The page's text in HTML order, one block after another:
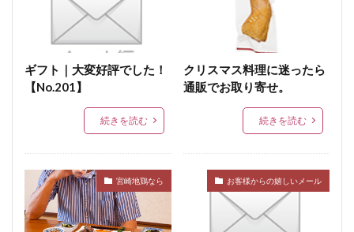
宮崎名物
せせり香草焼
宮崎地頭鶏ももスモーク
お問合せ
イタリアンフレッシュポークソーセージ
フジテレビスーパーニュース
ハガキ
ポラロイド
レビュー
賞味期間
官能検査
クリーンパック 三枚肉
残留農薬
シーズニング
塩づけ 塩抜き
湿塩せき法
湿度
子豚
クックドソーセージ
クックドハム
ギフト｜大変好評でした！
【No.201】
続きを読む
クリスマス料理に迷ったら
通販でお取り寄せ。
続きを読む
宮崎地鶏なら お客様からの嬉しいメール